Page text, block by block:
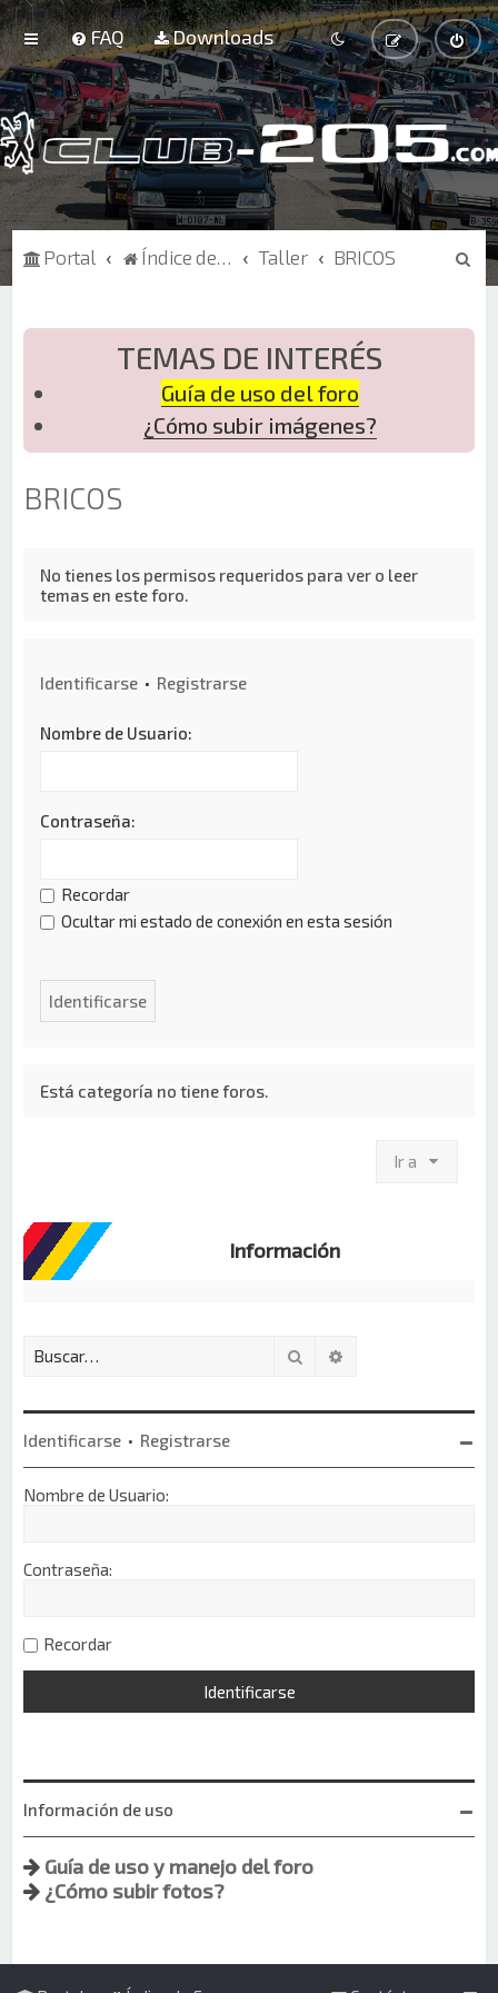
FAQ Downloads
Portal Índice de Foros Taller BRICOS
B
TEMAS DE INTERÉS
Guía de uso del foro
¿Cómo subir imágenes?
BRICOS
No tienes los permisos requeridos para ver o leer
temas en este foro.
Identificarse • Registrarse
Nombre de Usuario:
Contraseña:
Recordar
Ocultar mi estado de conexión en esta sesión
Está categoría no tiene foros.
Ir a
Información
Buscar
Identificarse • Registrarse
Nombre de Usuario:
Contraseña:
Recordar
Información de uso
Guía de uso y manejo del foro
¿Cómo subir fotos?